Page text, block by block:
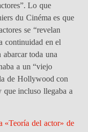
Lo que
du Cinéma es que
se “revelan
continuidad en el
toda una
a un “viejo
de Hollywood con
que incluso llegaba a
«Teoría del actor» de